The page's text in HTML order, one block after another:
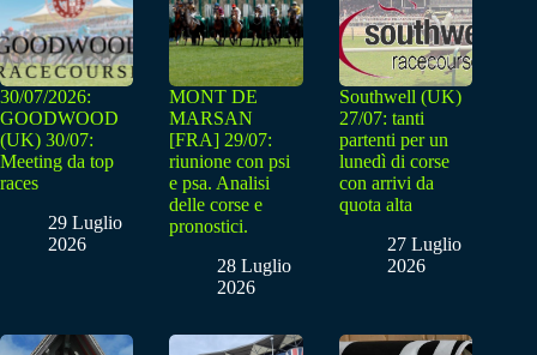
30/07/2026:
GOODWOOD
(UK) 30/07:
Meeting da top
races
29 Luglio
2026
MONT DE
MARSAN
[FRA] 29/07:
riunione con psi
e psa. Analisi
delle corse e
pronostici.
28 Luglio
2026
Southwell (UK)
27/07: tanti
partenti per un
lunedì di corse
con arrivi da
quota alta
27 Luglio
2026